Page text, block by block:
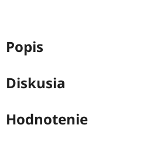
Popis
Diskusia
Hodnotenie